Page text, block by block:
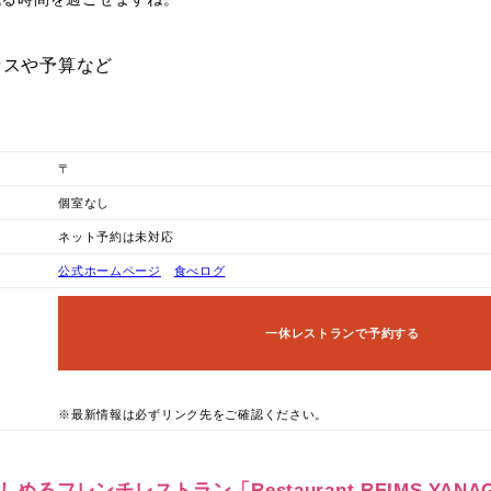
や予算など
〒
個室なし
ネット予約は未対応
公式ホームページ 食べログ
一休レストランで予約する
※最新情報は必ずリンク先をご確認ください。